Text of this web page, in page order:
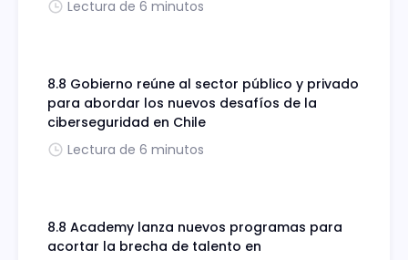
Lectura de 6 minutos
8.8 Gobierno reúne al sector público y privado
para abordar los nuevos desafíos de la
ciberseguridad en Chile
Lectura de 6 minutos
8.8 Academy lanza nuevos programas para
acortar la brecha de talento en